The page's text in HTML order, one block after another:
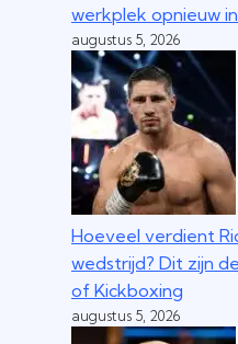
werkplek opnieuw
augustus 5, 2026
Hoeveel verdient
wedstrijd? Dit zijn
of Kickboxing
augustus 5, 2026